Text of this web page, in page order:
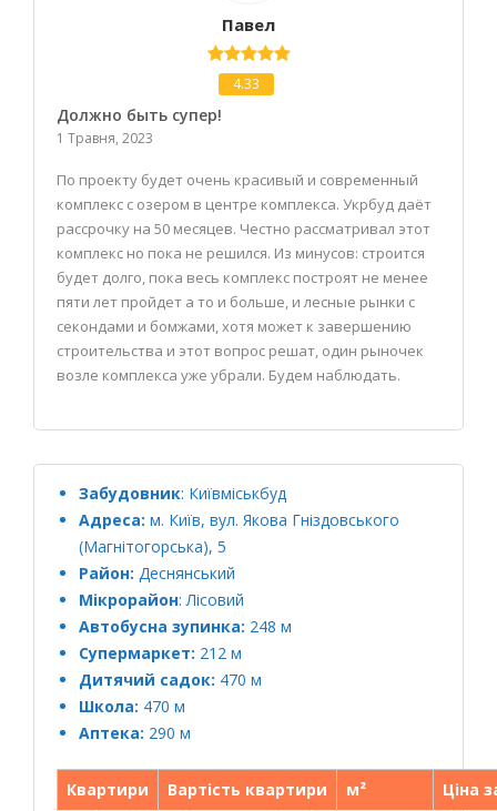
Павел
4.33
Должно быть супер!
1 Травня, 2023
По проекту будет очень красивый и современный
комплекс с озером в центре комплекса. Укрбуд даёт
рассрочку на 50 месяцев. Честно рассматривал этот
комплекс но пока не решился. Из минусов: строится
будет долго, пока весь комплекс построят не менее
пяти лет пройдет а то и больше, и лесные рынки с
секондами и бомжами, хотя может к завершению
строительства и этот вопрос решат, один рыночек
возле комплекса уже убрали. Будем наблюдать.
Забудовник: Київміськбуд
Адреса: м. Київ, вул. Якова Гніздовського
(Магнітогорська), 5
Район: Деснянський
Мікрорайон: Лісовий
Автобусна зупинка: 248 м
Супермаркет: 212 м
Дитячий садок: 470 м
Школа: 470 м
Аптека: 290 м
Квартири Вартість квартири м²
Ціна